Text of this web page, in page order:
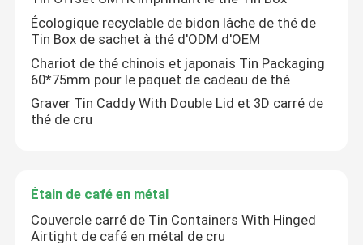
Écologique recyclable de bidon lâche de thé de
Tin Box de sachet à thé d'ODM d'OEM
Chariot de thé chinois et japonais Tin Packaging
60*75mm pour le paquet de cadeau de thé
Graver Tin Caddy With Double Lid et 3D carré de
thé de cru
Étain de café en métal
Couvercle carré de Tin Containers With Hinged
Airtight de café en métal de cru